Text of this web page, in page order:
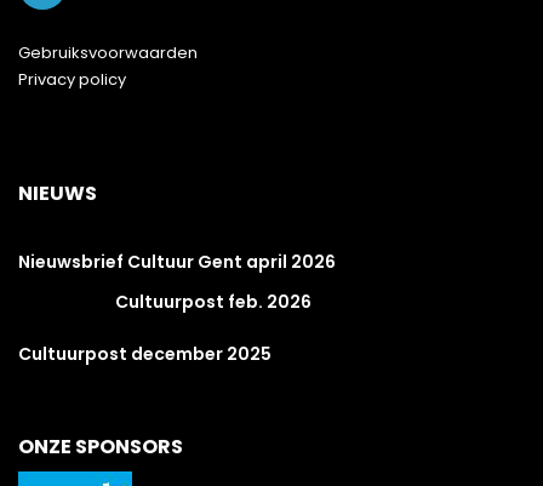
Gebruiksvoorwaarden
Privacy policy
NIEUWS
Nieuwsbrief Cultuur Gent april 2026
Cultuurpost feb. 2026
Cultuurpost december 2025
ONZE SPONSORS